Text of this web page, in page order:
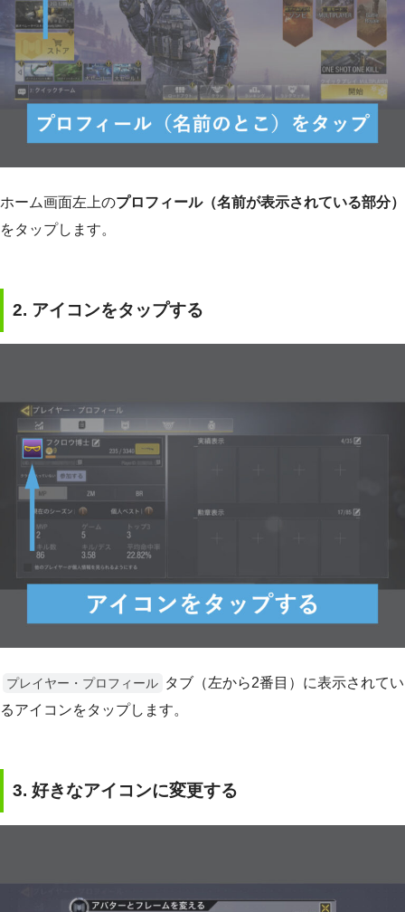
ホーム画面左上のプロフィール（名前が表示されている部分）
をタップします。
2. アイコンをタップする
プレイヤー・プロフィール タブ（左から2番目）に表示されてい
るアイコンをタップします。
3. 好きなアイコンに変更する